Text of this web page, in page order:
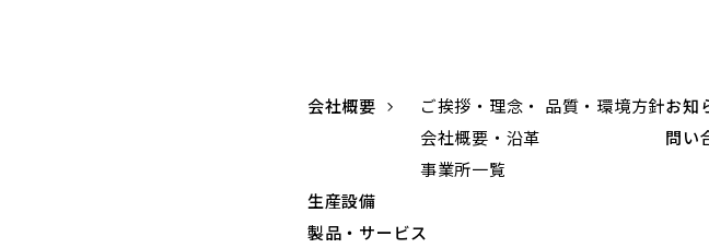
会社概要
ご挨拶・理念・ 品質・環境方針
会社概要・沿革
事業所一覧
生産設備
製品・サービス
お知
問い